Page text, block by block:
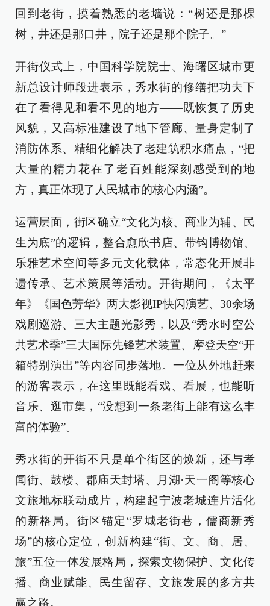
回到老街，摸着熟悉的老墙说：“树还是那棵
树，井还是那口井，院子还是那个院子。”
开街仪式上，中国科学院院士、海曙区城市更
新总设计师段进表示，秀水街的修缮把功夫下
在了看得见和看不见的地方——既恢复了历史
风貌，又高标准建设了地下管廊、量身定制了
消防体系、精细化解决了老建筑积水痛点，“把
大量的精力花在了老百姓能深刻感受到的地
方，真正体现了人民城市的核心内涵”。
运营层面，街区确立“文化为核、商业为辅、民
生为底”的逻辑，整合愈欣书店、带钩博物馆、
乐雅艺术空间等多元文化载体，常态化开展非
遗传承、艺术策展等活动。开街期间，《太平
年》《国色芳华》两大影视IP快闪演艺、30余场
戏剧巡游、三大主题光影秀，以及“秀水时空公
共艺术季”三大国际先锋艺术装置、摩登天空“开
箱特别演出”等内容同步落地。一位从外地赶来
的游客表示，在这里既能看戏、看展，也能听
音乐、逛市集，“没想到一条老街上能有这么丰
富的体验”。
秀水街的开街不只是单个街区的焕新，还与孝
闻街、鼓楼、郡庙天封塔、月湖·天一阁等核心
文旅地标联动成片，构建起宁波老城连片活化
的新格局。街区锚定“罗城老街巷，儒商新秀
场”的核心定位，创新构建“街、文、商、居、
旅”五位一体发展格局，探索文物保护、文化传
播、商业赋能、民生留存、文旅发展的多方共
赢之路。